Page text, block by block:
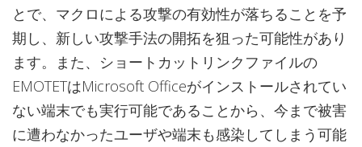
とで、マクロによる攻撃の有効性が落ちることを予
期し、新しい攻撃手法の開拓を狙った可能性があり
ます。また、ショートカットリンクファイルの
EMOTETはMicrosoft Officeがインストールされてい
ない端末でも実行可能であることから、今まで被害
に遭わなかったユーザや端末も感染してしまう可能